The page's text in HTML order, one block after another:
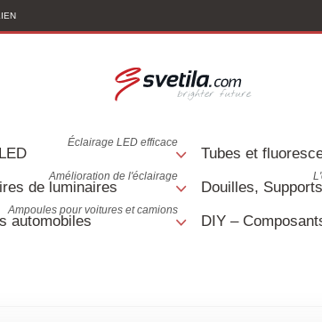
Éclairage LED efficace
Tubes et
de luminaires
Amélioration de l'éclairage
Douilles,
automobiles
Ampoules pour voitures et camions
DIY –